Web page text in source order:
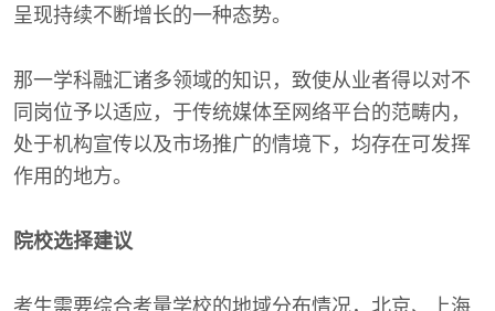
呈现持续不断增长的一种态势。
那一学科融汇诸多领域的知识，致使从业者得以对不
同岗位予以适应，于传统媒体至网络平台的范畴内，
处于机构宣传以及市场推广的情境下，均存在可发挥
作用的地方。
院校选择建议
考生需要综合考量学校的地域分布情况，北京、上海